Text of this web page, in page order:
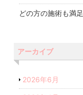
どの方の施術も満足
アーカイブ
2026年6月